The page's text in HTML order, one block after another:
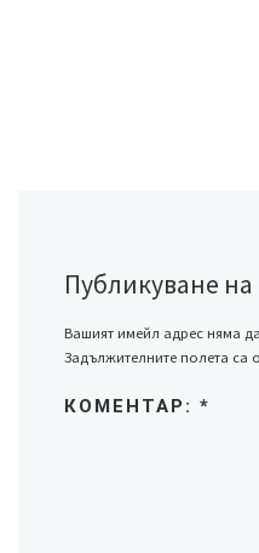
Публикуване
Вашият имейл адрес няма
Задължителните полета са
КОМЕНТАР: *